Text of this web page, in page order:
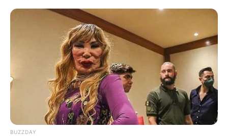
BUZZDAY